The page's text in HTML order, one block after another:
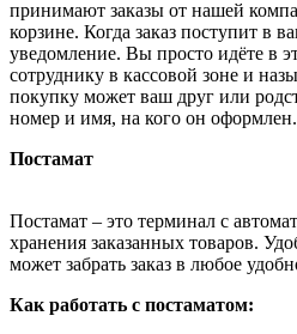
принимают заказы от нашей
корзине. Когда заказ поступит в
уведомление. Вы просто идёте в
сотруднику в кассовой зоне и
покупку может ваш друг или
номер и имя, на кого он оформлен.
Постамат
Постамат – это терминал с
хранения заказанных товаров.
может забрать заказ в любое
Как работать с постаматом: